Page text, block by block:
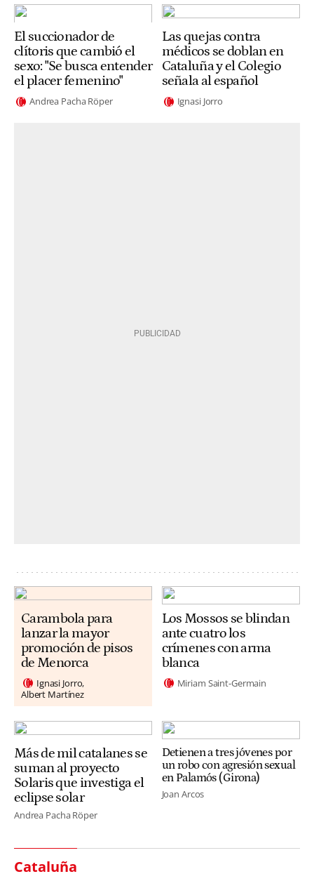
El succionador de
clítoris que cambió el
sexo: "Se busca entender
el placer femenino"
Andrea Pacha Röper
Las quejas contra
médicos se doblan en
Cataluña y el Colegio
señala al español
Ignasi Jorro
Carambola para
lanzar la mayor
promoción de pisos
de Menorca
Ignasi Jorro
Albert Martínez
Los Mossos se blindan
ante cuatro los
crímenes con arma
blanca
Miriam Saint-Germain
Más de mil catalanes se
suman al proyecto
Solaris que investiga el
eclipse solar
Andrea Pacha Röper
Detienen a tres jóvenes por
un robo con agresión sexual
en Palamós (Girona)
Joan Arcos
Cataluña